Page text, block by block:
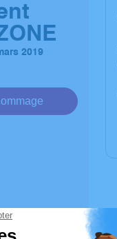
2019